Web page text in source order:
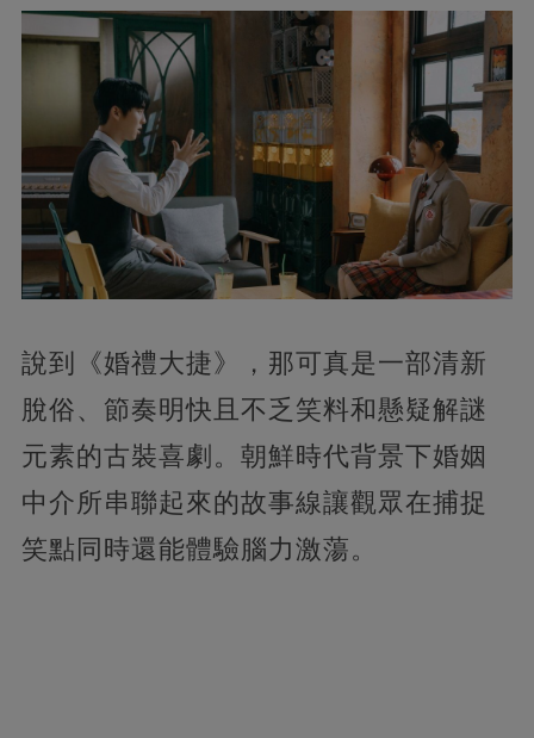
說到《婚禮大捷》，那可真是一部清新
脫俗、節奏明快且不乏笑料和懸疑解謎
元素的古裝喜劇。朝鮮時代背景下婚姻
中介所串聯起來的故事線讓觀眾在捕捉
笑點同時還能體驗腦力激蕩。